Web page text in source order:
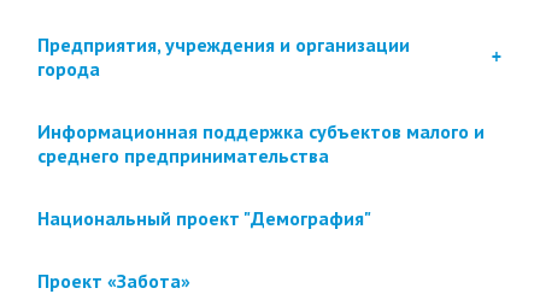
Предприятия, учреждения и организации
города
Информационная поддержка субъектов малого и
среднего предпринимательства
Национальный проект "Демография"
Проект «Забота»